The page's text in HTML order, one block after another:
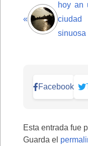
«
hoy an
ciudad
sinuosa
Facebook
Esta entrada fue
Guarda el